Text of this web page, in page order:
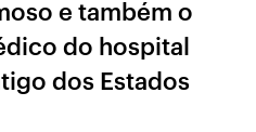
e também o
do hospital
dos Estados